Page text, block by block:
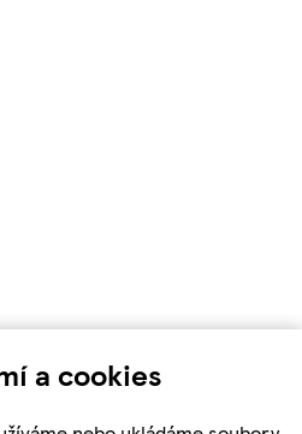
a cookies